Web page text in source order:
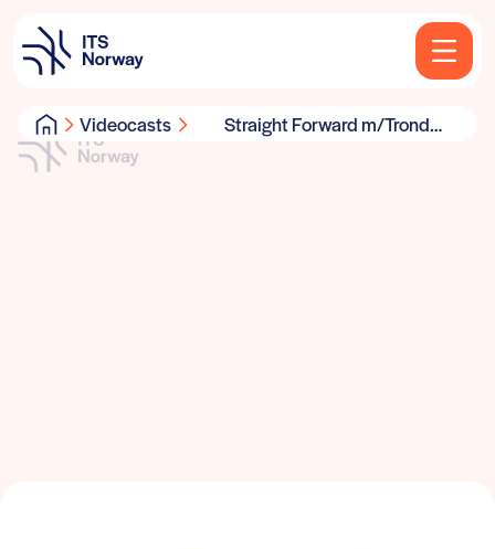
Videocasts
Straight Forward m/Trond